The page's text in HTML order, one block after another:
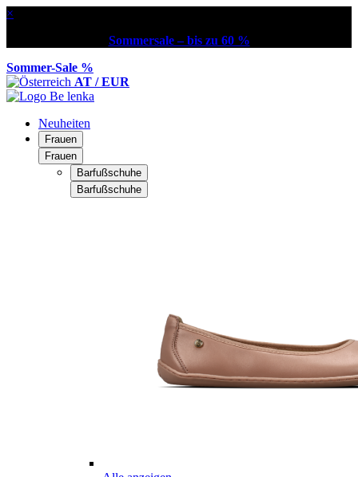
×
Sommersale – bis zu 60 %
Sommer-Sale %
AT / EUR
Neuheiten
Frauen
Frauen
Barfußschuhe
Barfußschuhe